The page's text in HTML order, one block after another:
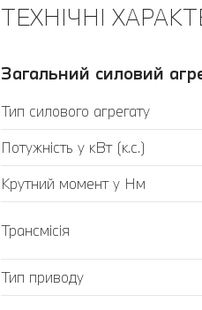
ТЕХНІЧНІ
Загальний силовий
Тип силового агрегату
Потужність у кВт (к.с.)
Крутний момент у Нм
Трансмісія
Тип приводу